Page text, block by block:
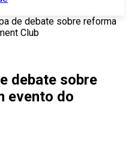
de debate sobre reforma
Club
debate sobre
evento do